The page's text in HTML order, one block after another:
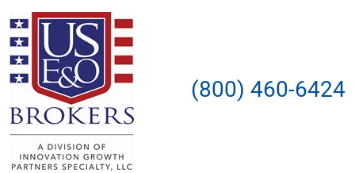
(800) 460-6424